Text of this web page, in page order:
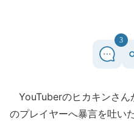
3
YouTuberのヒカキンさん
のプレイヤーへ暴言を吐い